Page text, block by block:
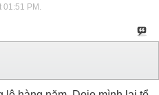
01:51 PM .